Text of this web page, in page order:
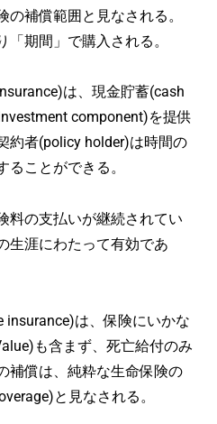
補償範囲と見なされる。
期間」で購入される。
は、現金貯蓄(cash
component)を提供
約者(policy holder)は時間の
ことができる。
料の支払いが継続されてい
生涯にわたって有効であ
insurance)は、保険にいかな
も含まず、死亡給付のみ
補償は、純粋な生命保険の
と見なされる。